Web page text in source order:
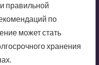
правильной
по
может стать
хранения